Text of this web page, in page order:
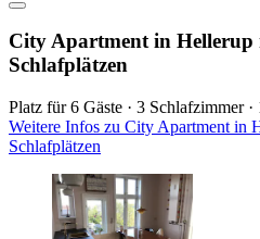
City Apartment in Hellerup
Schlafplätzen
Platz für 6 Gäste · 3 Schlafzimmer
Weitere Infos zu City Apartment in
Schlafplätzen